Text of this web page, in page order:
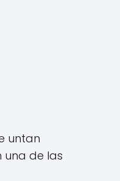
untan
una de las